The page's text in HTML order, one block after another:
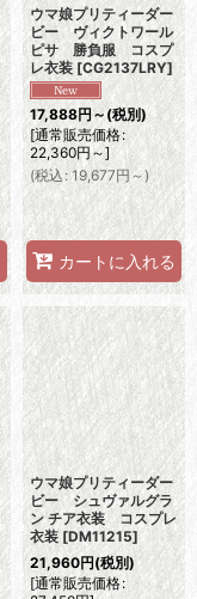
ウマ娘プリティーダー
ビー ヴィクトワール
ピサ 勝負服 コスプ
レ衣装 [CG2137LRY]
17,888円～ (税別)
[通常販売価格:
22,360円～]
(税込 : 19,677円～)
カートに入れる
ウマ娘プリティーダー
ビー シュヴァルグラ
ン チア衣装 コスプレ
衣装 [DM11215]
21,960円(税別)
[通常販売価格: